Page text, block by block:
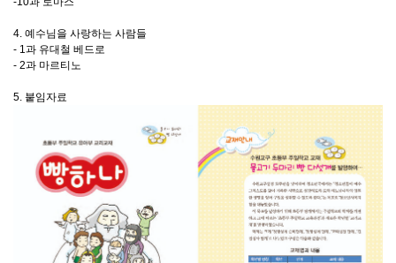
4. 예수님을 사랑하는 사람들
- 1과 유대철 베드로
- 2과 마르티노
5. 붙임자료